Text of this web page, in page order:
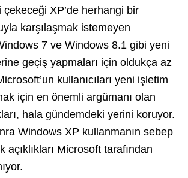
XP’de herhangi bir
karşılaşmak istemeyen
7 ve Windows 8.1 gibi yeni
geçiş yapmaları için oldukça az
kullanıcıları yeni işletim
için en önemli argümanı olan
hala gündemdeki yerini koruyor.
Windows XP kullanmanın sebep
açıklıkları Microsoft tarafından